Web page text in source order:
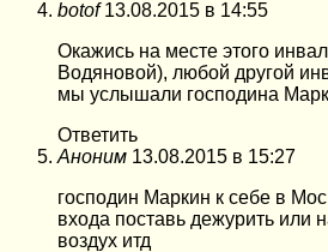
botof 13.08.2015 в 14:55
Окажись на месте этого
Водяновой), любой другой
мы услышали господина
Ответить
Аноним 13.08.2015 в 15:27
господин Маркин к себе в
входа поставь дежурить или
воздух итд